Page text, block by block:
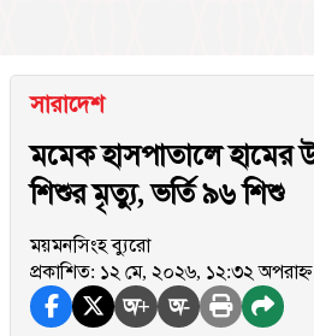
সারাদেশ
মমেক হাসপাতালে
শিশুর মৃত্যু, ভর্তি ৯৬ শিশু
ময়মনসিংহ ব্যুরো
প্রকাশিত: ১২ মে, ২০২৬, ১২:৩২ অপরাহ্ন
অ+ অ-